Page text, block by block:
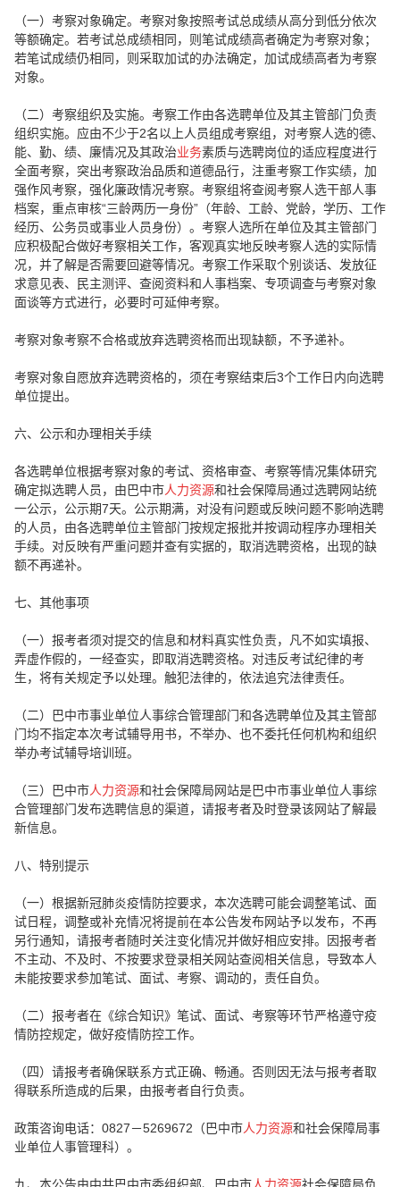
（一）考察对象确定。考察对象按照考试总成绩从高分到低分依次
等额确定。若考试总成绩相同，则笔试成绩高者确定为考察对象；
若笔试成绩仍相同，则采取加试的办法确定，加试成绩高者为考察
对象。
（二）考察组织及实施。考察工作由各选聘单位及其主管部门负责
组织实施。应由不少于2名以上人员组成考察组，对考察人选的德、
能、勤、绩、廉情况及其政治业务素质与选聘岗位的适应程度进行
全面考察，突出考察政治品质和道德品行，注重考察工作实绩，加
强作风考察，强化廉政情况考察。考察组将查阅考察人选干部人事
档案，重点审核“三龄两历一身份”（年龄、工龄、党龄，学历、工作
经历、公务员或事业人员身份）。考察人选所在单位及其主管部门
应积极配合做好考察相关工作，客观真实地反映考察人选的实际情
况，并了解是否需要回避等情况。考察工作采取个别谈话、发放征
求意见表、民主测评、查阅资料和人事档案、专项调查与考察对象
面谈等方式进行，必要时可延伸考察。
考察对象考察不合格或放弃选聘资格而出现缺额，不予递补。
考察对象自愿放弃选聘资格的，须在考察结束后3个工作日内向选聘
单位提出。
六、公示和办理相关手续
各选聘单位根据考察对象的考试、资格审查、考察等情况集体研究
确定拟选聘人员，由巴中市人力资源和社会保障局通过选聘网站统
一公示，公示期7天。公示期满，对没有问题或反映问题不影响选聘
的人员，由各选聘单位主管部门按规定报批并按调动程序办理相关
手续。对反映有严重问题并查有实据的，取消选聘资格，出现的缺
额不再递补。
七、其他事项
（一）报考者须对提交的信息和材料真实性负责，凡不如实填报、
弄虚作假的，一经查实，即取消选聘资格。对违反考试纪律的考
生，将有关规定予以处理。触犯法律的，依法追究法律责任。
（二）巴中市事业单位人事综合管理部门和各选聘单位及其主管部
门均不指定本次考试辅导用书，不举办、也不委托任何机构和组织
举办考试辅导培训班。
（三）巴中市人力资源和社会保障局网站是巴中市事业单位人事综
合管理部门发布选聘信息的渠道，请报考者及时登录该网站了解最
新信息。
八、特别提示
（一）根据新冠肺炎疫情防控要求，本次选聘可能会调整笔试、面
试日程，调整或补充情况将提前在本公告发布网站予以发布，不再
另行通知，请报考者随时关注变化情况并做好相应安排。因报考者
不主动、不及时、不按要求登录相关网站查阅相关信息，导致本人
未能按要求参加笔试、面试、考察、调动的，责任自负。
（二）报考者在《综合知识》笔试、面试、考察等环节严格遵守疫
情防控规定，做好疫情防控工作。
（四）请报考者确保联系方式正确、畅通。否则因无法与报考者取
得联系所造成的后果，由报考者自行负责。
政策咨询电话：0827－5269672（巴中市人力资源和社会保障局事
业单位人事管理科）。